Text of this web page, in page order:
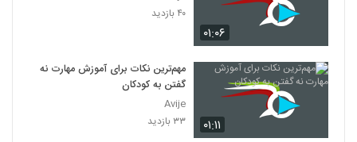
۰۱:۰۶
۴۰ بازدید
۰۱:۱۱
مهم‌ترین نکات برای آموزش مهارت نه
گفتن به کودکان
Avije
۳۳ بازدید